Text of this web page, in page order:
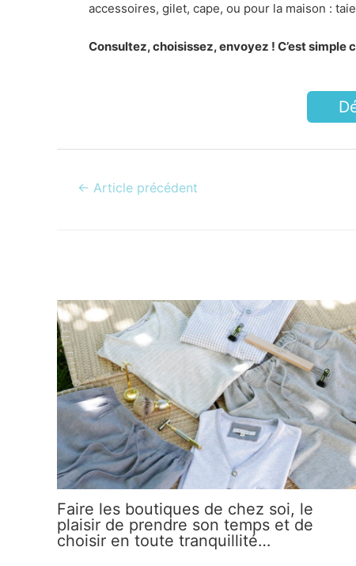
accessoires, gilet, cape, ou pour la maison :
Consultez, choisissez, envoyez ! C’est
← Article précédent
Faire les boutiques de chez soi, le
plaisir de prendre son temps et de
choisir en toute tranquillité…